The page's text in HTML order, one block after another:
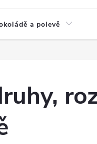
a polevě